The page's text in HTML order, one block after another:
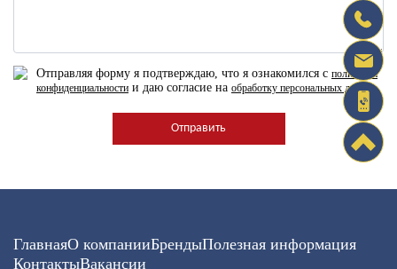
Отправляя форму я подтверждаю, что я ознакомился с политикой
конфиденциальности и даю согласие на обработку персональных данных
ГлавнаяО компанииБрендыПолезная информация
КонтактыВакансии